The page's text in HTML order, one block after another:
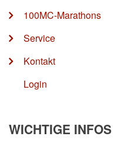
100MC-Marathons
Service
Kontakt
Login
WICHTIGE INFOS